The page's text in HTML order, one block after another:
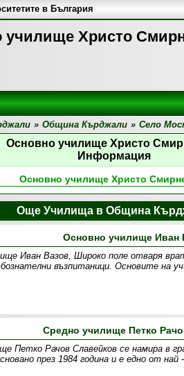
училище Христо
в България
» Община Кърджали » Село
Основно училище Христо
Информация
Основно училище Христо
Още Училища в Община
Основно училище Иван
Иван Вазов, Широко поле отваря
възпитаници. Основите на
Средно училище Петко
Петко Рачов Славейков се намира в
през 1984 година и е едно от